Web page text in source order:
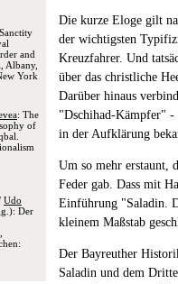
and
Albany,
York
: The
of
Udo
Der
Die kurze Eloge gilt
der wichtigsten
Kreuzfahrer. Und
über das christliche
Darüber hinaus
"Dschihad-Kämpfer"
in der Aufklärung
Um so mehr erstaunt,
Feder gab. Dass mit
Einführung "Saladin.
kleinem Maßstab
Der Bayreuther
Saladin und dem